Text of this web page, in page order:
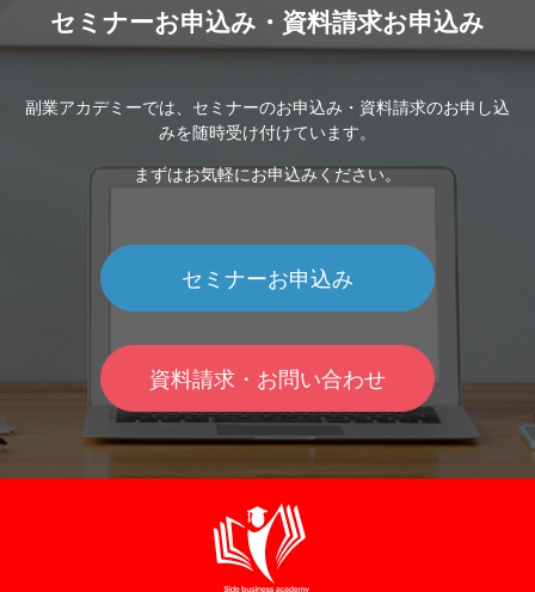
セミナーお申込み・資料請求お申込み
副業アカデミーでは、セミナーのお申込み・資料請求のお申し込
みを随時受け付けています。
まずはお気軽にお申込みください。
セミナーお申込み
資料請求・お問い合わせ